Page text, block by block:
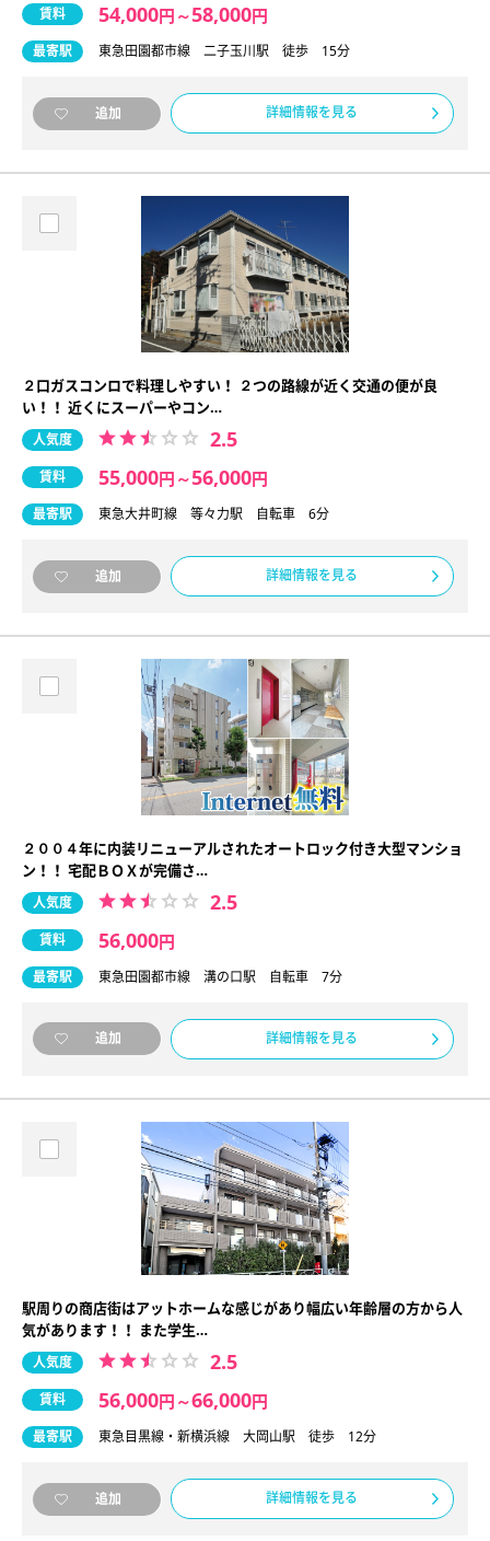
賃料 54,000円 ～58,000円
最寄駅 東急田園都市線 二子玉川駅 徒歩 15分
追加 詳細情報を見る
２口ガスコンロで料理しやすい！ ２つの路線が近く交通の便が良
い！！ 近くにスーパーやコン…
人気度 2.5
賃料 55,000円 ～56,000円
最寄駅 東急大井町線 等々力駅 自転車 6分
追加 詳細情報を見る
２００４年に内装リニューアルされたオートロック付き大型マンショ
ン！！ 宅配ＢＯＸが完備さ…
人気度 2.5
賃料 56,000円
最寄駅 東急田園都市線 溝の口駅 自転車 7分
追加 詳細情報を見る
駅周りの商店街はアットホームな感じがあり幅広い年齢層の方から人
気があります！！ また学生…
人気度 2.5
賃料 56,000円 ～66,000円
最寄駅 東急目黒線・新横浜線 大岡山駅 徒歩 12分
追加 詳細情報を見る